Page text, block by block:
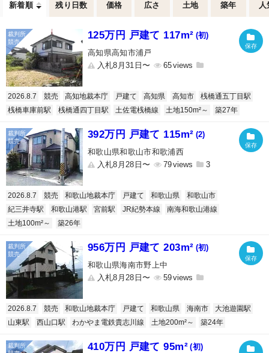
新着順 残り日数 価格 広さ 土地 築年 人
125万円 戸建て 117m² (初)
高知県高知市浦戸
入札8月31日〜
65
2026.8.7 競売 高知地裁本庁 戸建て 高知県 高知市
桟橋通五丁目駅
桟橋車庫前駅
桟橋通四丁目駅 土佐電桟橋線 土地150m²～ 築27年
392万円 戸建て 115m² (2)
和歌山県和歌山市和歌浦西
入札8月28日〜
79 3
2026.8.7 競売 和歌山地裁本庁 戸建て 和歌山県
和歌山市
紀三井寺駅
和歌山港駅 宮前駅 JR紀勢本線
南海和歌山港線
土地100m²～
築26年
956万円 戸建て 203m² (初)
和歌山県海南市野上中
入札8月28日〜
59
2026.8.7 競売 和歌山地裁本庁 戸建て 和歌山県 海南市
大池遊園駅
山東駅
西山口駅 わかやま電鉄貴志川線 土地200m²～ 築24年
410万円 戸建て 95m² (初)